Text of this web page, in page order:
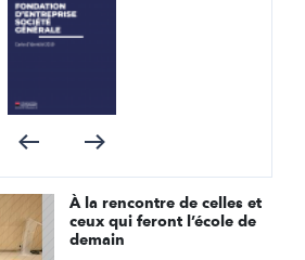
À la rencontre de celles et
ceux qui feront l’école de
demain